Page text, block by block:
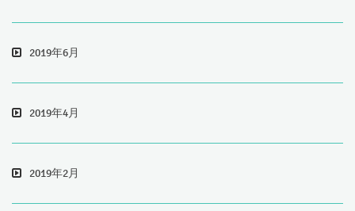
2019年6月
2019年4月
2019年2月